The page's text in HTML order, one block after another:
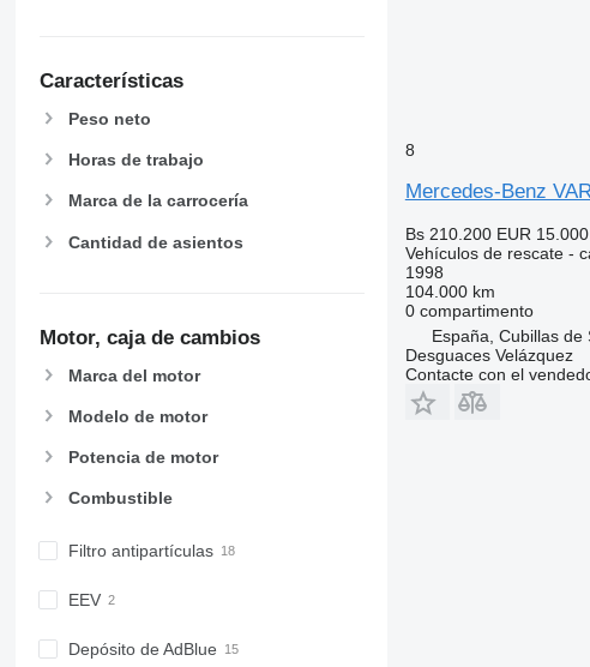
Características
Peso neto
Horas de trabajo
Marca de la carrocería
Cantidad de asientos
Motor, caja de cambios
Marca del motor
Modelo de motor
Potencia de motor
Combustible
Filtro antipartículas
EEV
Depósito de AdBlue
8
Mercedes-Benz
Bs 210.200 EUR 15.000
Vehículos de rescate -
1998
104.000 km
0 compartimento
España, Cubillas de
Desguaces Velázquez
Contacte con el